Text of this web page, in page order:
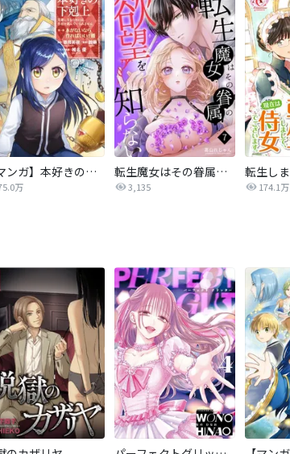
【マンガ】本好きの下剋上
万
転生魔女はその眷属の欲望を知らない
3,135 174.1万